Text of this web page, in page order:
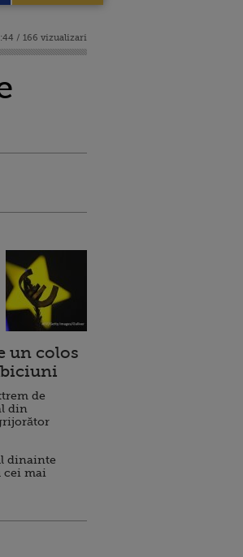
/ 166 vizualizari
un colos
de
din
dinainte
cei mai